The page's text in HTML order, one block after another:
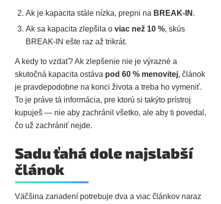
Ak je kapacita stále nízka, prepni na BREAK-IN .
Ak sa kapacita zlepšila o viac než 10 %, skús
BREAK-IN ešte raz až trikrát.
A kedy to vzdať? Ak zlepšenie nie je výrazné a
skutočná kapacita ostáva pod 60 % menovitej, článok
je pravdepodobne na konci života a treba ho vymeniť.
To je práve tá informácia, pre ktorú si takýto prístroj
kupuješ — nie aby zachránil všetko, ale aby ti povedal,
čo už zachrániť nejde.
Sadu ťahá dole najslabší
článok
Väčšina zariadení potrebuje dva a viac článkov naraz